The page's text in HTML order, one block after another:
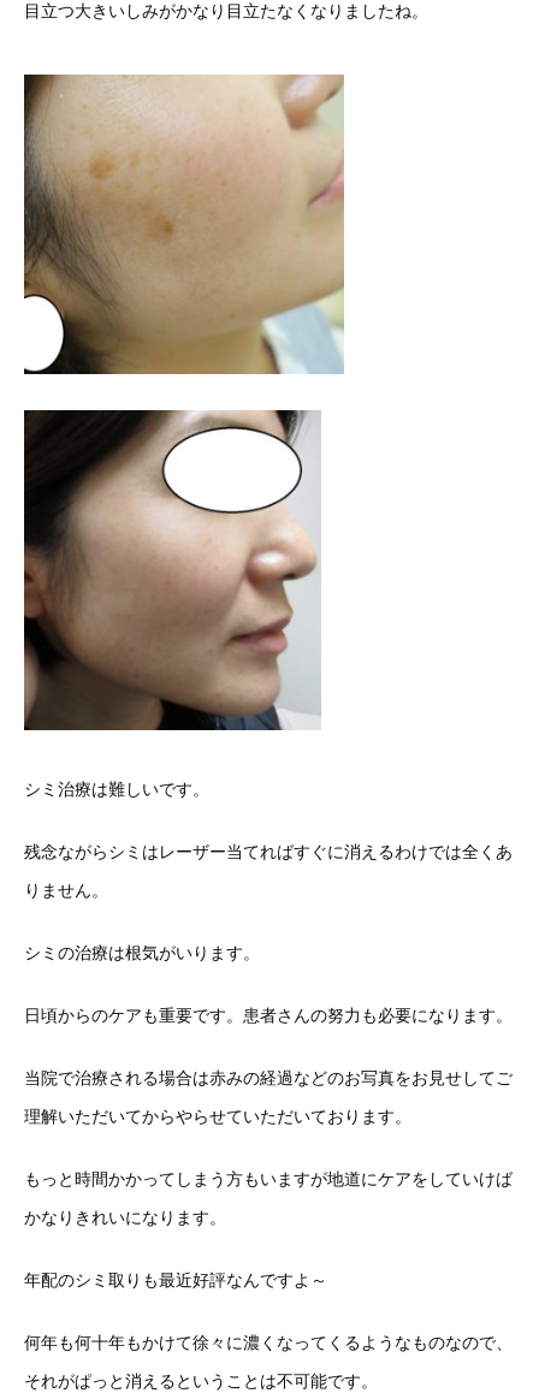
目立つ大きいしみがかなり目立たなくなりましたね。
シミ治療は難しいです。
残念ながらシミはレーザー当てればすぐに消えるわけでは全くあ
りません。
シミの治療は根気がいります。
日頃からのケアも重要です。患者さんの努力も必要になります。
当院で治療される場合は赤みの経過などのお写真をお見せしてご
理解いただいてからやらせていただいております。
もっと時間かかってしまう方もいますが地道にケアをしていけば
かなりきれいになります。
年配のシミ取りも最近好評なんですよ～
何年も何十年もかけて徐々に濃くなってくるようなものなので、
それがぱっと消えるということは不可能です。